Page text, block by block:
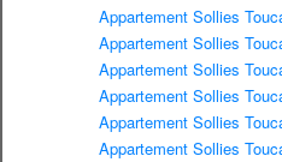
Appartement Sollies
Appartement Sollies
Appartement Sollies
Appartement Sollies
Appartement Sollies
Appartement Sollies